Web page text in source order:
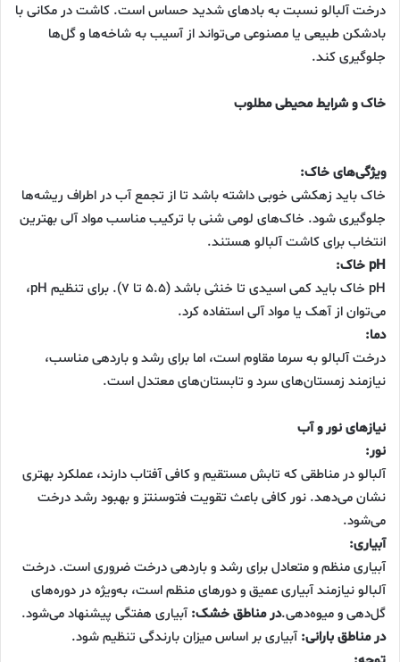
درخت آلبالو نسبت به بادهای شدید حساس است. کاشت در مکانی با
بادشکن طبیعی یا مصنوعی می‌تواند از آسیب به شاخه‌ها و گل‌ها
جلوگیری کند.
خاک و شرایط محیطی مطلوب
ویژگی‌های خاک:
خاک باید زهکشی خوبی داشته باشد تا از تجمع آب در اطراف ریشه‌ها
جلوگیری شود. خاک‌های لومی شنی با ترکیب مناسب مواد آلی بهترین
انتخاب برای کاشت آلبالو هستند.
pH خاک:
pH خاک باید کمی اسیدی تا خنثی باشد (۵.۵ تا ۷). برای تنظیم pH،
می‌توان از آهک یا مواد آلی استفاده کرد.
دما:
درخت آلبالو به سرما مقاوم است، اما برای رشد و باردهی مناسب،
نیازمند زمستان‌های سرد و تابستان‌های معتدل است.
نیازهای نور و آب
نور:
آلبالو در مناطقی که تابش مستقیم و کافی آفتاب دارند، عملکرد بهتری
نشان می‌دهد. نور کافی باعث تقویت فتوسنتز و بهبود رشد درخت
می‌شود.
آبیاری:
آبیاری منظم و متعادل برای رشد و باردهی درخت ضروری است. درخت
آلبالو نیازمند آبیاری عمیق و دورهای منظم است، به‌ویژه در دوره‌های
گل‌دهی و میوه‌دهی.در مناطق خشک:آبیاری هفتگی پیشنهاد می‌شود.
در مناطق بارانی:آبیاری بر اساس میزان بارندگی تنظیم شود.